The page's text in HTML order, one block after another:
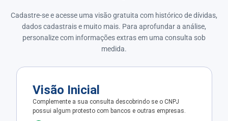
Cadastre-se e acesse uma visão gratuita com histórico de dívidas,
dados cadastrais e muito mais. Para aprofundar a análise,
personalize com informações extras em uma consulta sob
medida.
Visão Inicial
Complemente a sua consulta descobrindo se o CNPJ
possui algum protesto com bancos e outras empresas.